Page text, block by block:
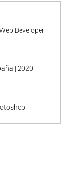
Developer
| 2020